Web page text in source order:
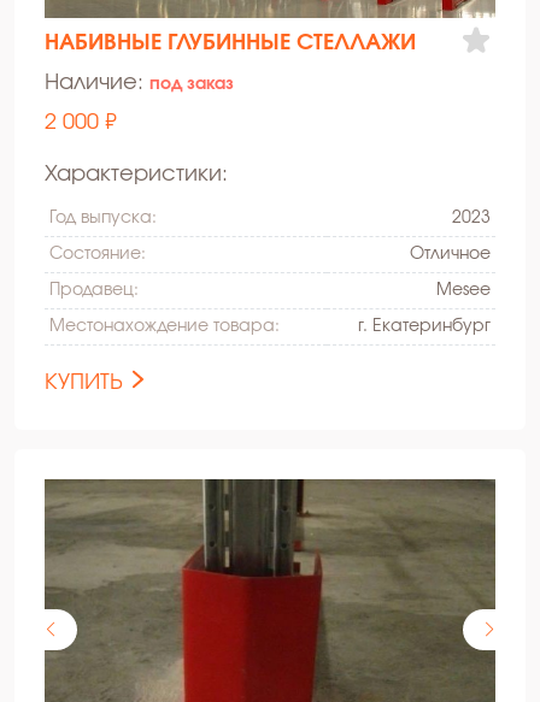
НАБИВНЫЕ ГЛУБИННЫЕ СТЕЛЛАЖИ
Наличие: под заказ
2 000 ₽
Характеристики:
Год выпуска: 2023
Состояние: Oтличное
Продавец: Mesee
Местонахождение товара: г. Екатеринбург
КУПИТЬ